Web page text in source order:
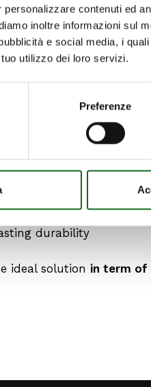
contenuti ed
inoltre informazioni sul
e social media, i
utilizzo dei loro servizi.
Preferenze
extension of the
durability
ideal solution in term of